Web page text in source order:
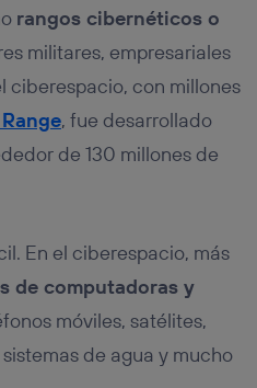
rangos cibernéticos o
militares, empresariales
ciberespacio, con millones
, fue desarrollado
de 130 millones de
En el ciberespacio, más
de computadoras y
móviles, satélites,
de agua y mucho